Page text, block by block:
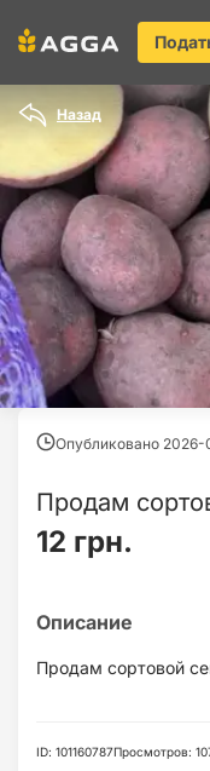
Назад
Опубликовано 2026-
Продам
12 грн.
Продам сортовой
ID: 101160787Просмотров: